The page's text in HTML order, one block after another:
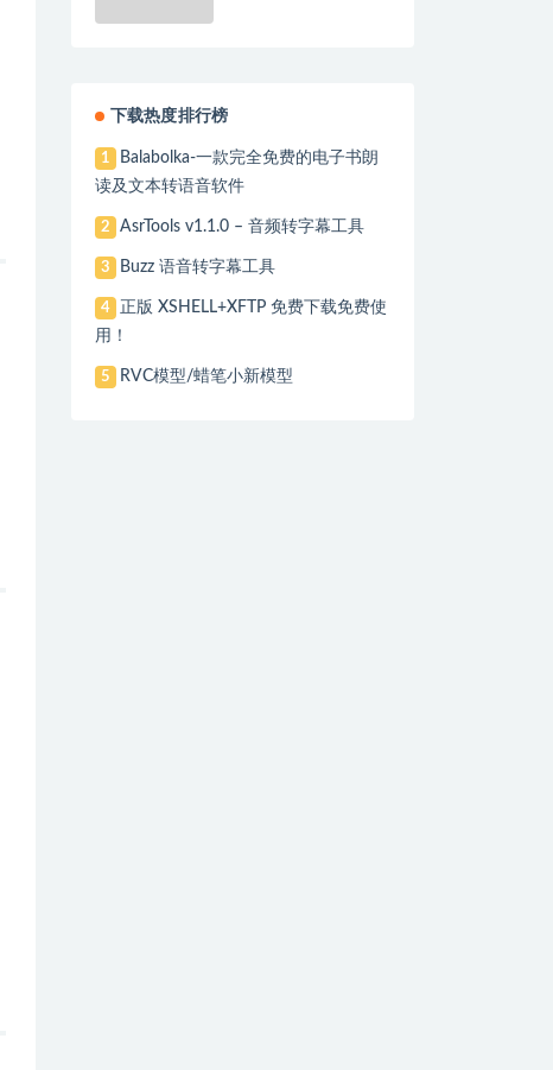
下载热度排行榜
1
Balabolka-一款完全免费的电子书朗
读及文本转语音软件
2 AsrTools v1.1.0 – 音频转字幕工具
3 Buzz 语音转字幕工具
4
正版 XSHELL+XFTP 免费下载免费使
用！
5 RVC模型/蜡笔小新模型